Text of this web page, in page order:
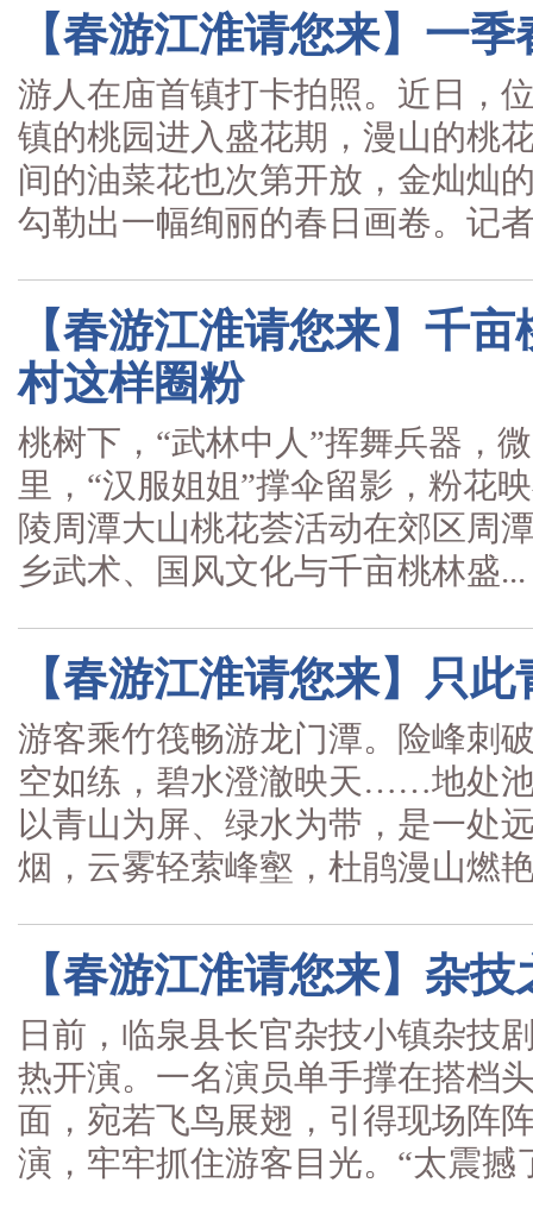
【春游江淮请您来】一
游人在庙首镇打卡拍照。近日，
镇的桃园进入盛花期，漫山的桃
间的油菜花也次第开放，金灿灿
勾勒出一幅绚丽的春日画卷。记
【春游江淮请您来】千
村这样圈粉
桃树下，“武林中人”挥舞兵器，
里，“汉服姐姐”撑伞留影，粉花
陵周潭大山桃花荟活动在郊区周
乡武术、国风文化与千亩桃林盛...
【春游江淮请您来】只
游客乘竹筏畅游龙门潭。险峰刺
空如练，碧水澄澈映天……地处
以青山为屏、绿水为带，是一处
烟，云雾轻萦峰壑，杜鹃漫山燃
【春游江淮请您来】杂
日前，临泉县长官杂技小镇杂技
热开演。一名演员单手撑在搭档
面，宛若飞鸟展翅，引得现场阵
演，牢牢抓住游客目光。“太震撼